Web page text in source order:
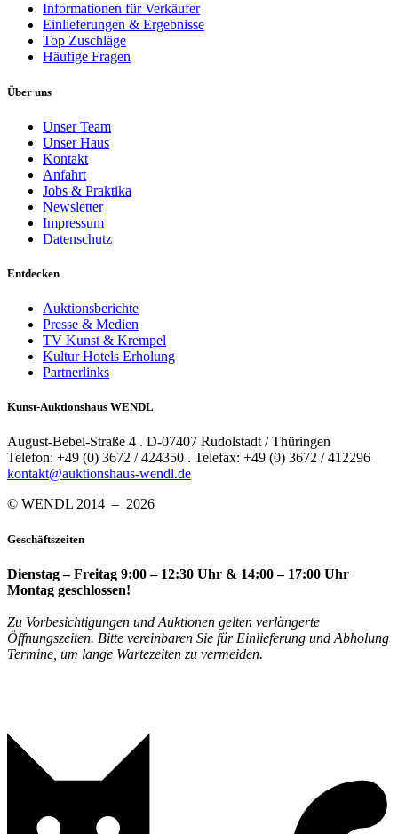
Informationen für Verkäufer
Einlieferungen & Ergebnisse
Top Zuschläge
Häufige Fragen
Über uns
Unser Team
Unser Haus
Kontakt
Anfahrt
Jobs & Praktika
Newsletter
Impressum
Datenschutz
Entdecken
Auktionsberichte
Presse & Medien
TV Kunst & Krempel
Kultur Hotels Erholung
Partnerlinks
Kunst-Auktionshaus WENDL
August-Bebel-Straße 4 . D-07407 Rudolstadt / Thüringen
Telefon: +49 (0) 3672 / 424350 . Telefax: +49 (0) 3672 / 412296
kontakt@auktionshaus-wendl.de
© WENDL 2014 – 2026
Geschäftszeiten
Dienstag – Freitag 9:00 – 12:30 Uhr & 14:00 – 17:00 Uhr
Montag geschlossen!
Zu Vorbesichtigungen und Auktionen gelten verlängerte
Öffnungszeiten. Bitte vereinbaren Sie für Einlieferung und Abholung
Termine, um lange Wartezeiten zu vermeiden.